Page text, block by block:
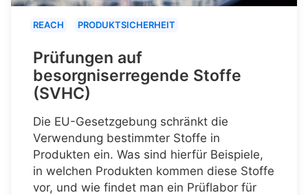
REACH PRODUKTSICHERHEIT
Prüfungen auf
besorgniserregende Stoffe
(SVHC)
Die EU-Gesetzgebung schränkt die
Verwendung bestimmter Stoffe in
Produkten ein. Was sind hierfür Beispiele,
in welchen Produkten kommen diese Stoffe
vor, und wie findet man ein Prüflabor für